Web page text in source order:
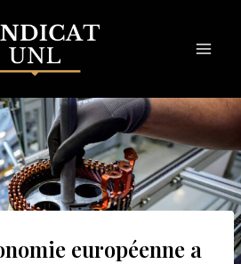
européenne a